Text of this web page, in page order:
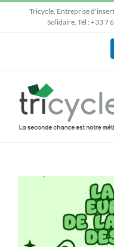
contenu
Tricycle, Entreprise
Solidaire. Tél : +33 7